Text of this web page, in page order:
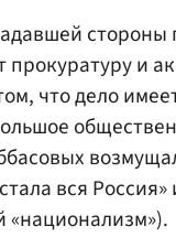
стороны
и
что дело
вся Россия»
«национализм»).